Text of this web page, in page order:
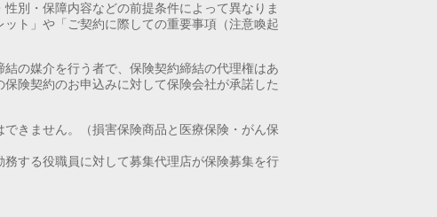
別・保障内容などの前提条件によって異なりま
ト」や「ご契約に際しての重要事項（注意喚起
の媒介を行う者で、保険契約締結の代理権はあ
険契約のお申込みに対して保険会社が承諾した
きません。（損害保険商品と医療保険・がん保
する役職員に対して募集代理店が保険募集を行